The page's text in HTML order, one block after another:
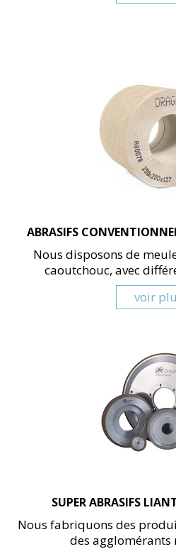
ABRASIFS
Nous disposons de
caoutchouc, avec
voir
SUPER ABRASIFS
Nous fabriquons des
des agglomérants